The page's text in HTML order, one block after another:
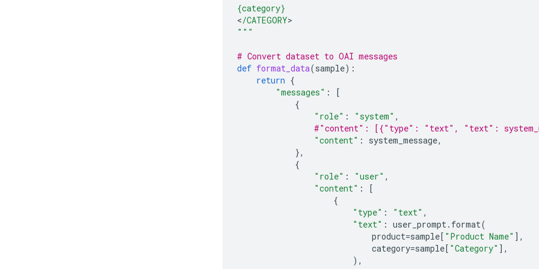
{category}
</CATEGORY
"""
# Convert dataset to OAI messages
def format_data(sample):
return {
"messages" :
[
{
"role" : "system" ,
#"content": [{"type": "text", "text":
"content" : system_message,
},
{
"role" : "user" ,
"content" :
[
{
"type" : "text" ,
"text" : user_prompt. format(
product=sample[ "Product Name" ],
category=sample[ "Category" ],
),